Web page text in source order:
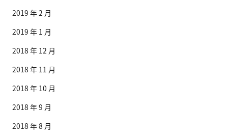
2019 年 2 月
2019 年 1 月
2018 年 12 月
2018 年 11 月
2018 年 10 月
2018 年 9 月
2018 年 8 月